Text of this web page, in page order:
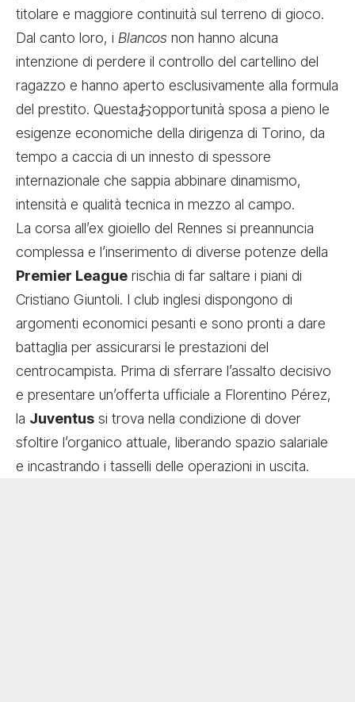
titolare e maggiore continuità sul terreno di gioco.
Dal canto loro, i Blancos non hanno alcuna
intenzione di perdere il controllo del cartellino del
ragazzo e hanno aperto esclusivamente alla formula
del prestito. Questaおopportunità sposa a pieno le
esigenze economiche della dirigenza di Torino, da
tempo a caccia di un innesto di spessore
internazionale che sappia abbinare dinamismo,
intensità e qualità tecnica in mezzo al campo.
La corsa all’ex gioiello del Rennes si preannuncia
complessa e l’inserimento di diverse potenze della
Premier League rischia di far saltare i piani di
Cristiano Giuntoli. I club inglesi dispongono di
argomenti economici pesanti e sono pronti a dare
battaglia per assicurarsi le prestazioni del
centrocampista. Prima di sferrare l’assalto decisivo
e presentare un’offerta ufficiale a Florentino Pérez,
la Juventus si trova nella condizione di dover
sfoltire l’organico attuale, liberando spazio salariale
e incastrando i tasselli delle operazioni in uscita.